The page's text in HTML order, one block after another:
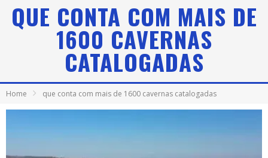
Grandes shows, cenografia instagramável e resgate das tradições marcam o sucesso da 24ª edição do Forró do Givanildo
PAIS: BOAS HISTÓRIAS E UM BRINDE PARA CELEBRAR OS MOMENTOS QUE FICAM
QUE CONTA COM MAIS DE
1600 CAVERNAS
CATALOGADAS
Home que conta com mais de 1600 cavernas catalogadas